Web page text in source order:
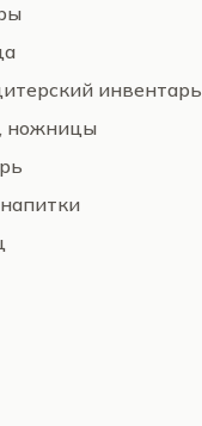
инвентарь
ножницы